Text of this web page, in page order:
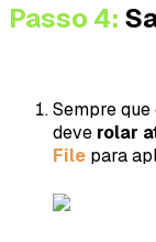
Passo 4:
Sempre
deve rolar
File para